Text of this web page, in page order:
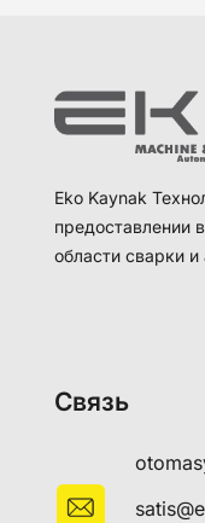
Eko Kaynak
предоставлении
области сварки и
Связь